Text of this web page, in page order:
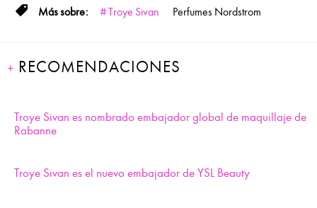
Troye Sivan Perfumes Nordstrom
RECOMENDACIONES
Troye Sivan es nombrado embajador global de maquillaje de
Rabanne
Troye Sivan es el nuevo embajador de YSL Beauty